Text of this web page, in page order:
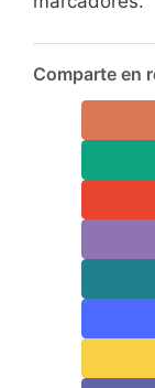
Comparte en